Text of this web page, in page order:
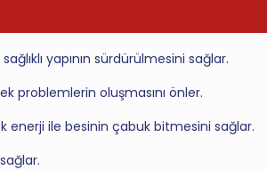
yapının sürdürülmesini sağlar.
problemlerin oluşmasını önler.
enerji ile besinin çabuk bitmesini sağlar.